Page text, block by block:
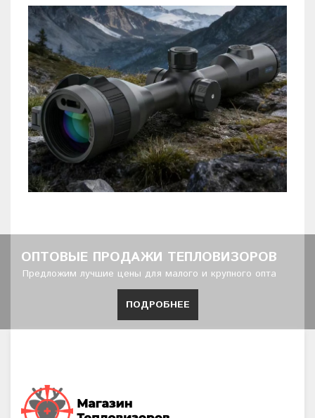
ОПТОВЫЕ ПРОДАЖИ ТЕПЛОВИЗОРОВ
Предложим лучшие цены для малого и крупного опта
ПОДРОБНЕЕ